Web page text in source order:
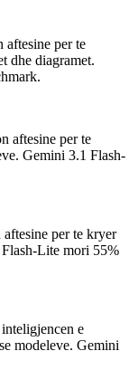
aftesine per te
dhe diagramet.
aftesine per te
Gemini 3.1 Flash-
aftesine per te kryer
Lite mori 55%
e
modeleve. Gemini